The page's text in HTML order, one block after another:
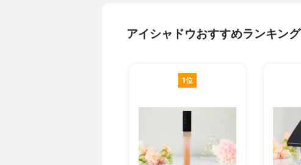
アイシャドウおすすめランキング
1位